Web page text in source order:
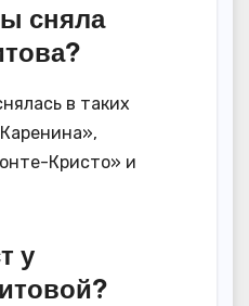
сняла
в таких
Кристо» и
у